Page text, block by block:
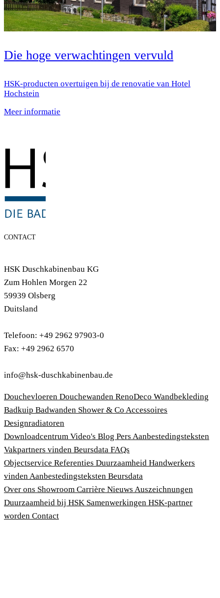
Die hoge verwachtingen vervuld
HSK-producten overtuigen bij de renovatie van Hotel
Hochstein
Meer informatie
CONTACT
HSK Duschkabinenbau KG
Zum Hohlen Morgen 22
59939 Olsberg
Duitsland
Telefoon: +49 2962 97903-0
Fax: +49 2962 6570
info@hsk-duschkabinenbau.de
Douchevloeren Douchewanden RenoDeco Wandbekleding
Badkuip Badwanden Shower & Co Accessoires
Designradiatoren
Downloadcentrum Video's Blog Pers Aanbestedingsteksten
Vakpartners vinden Beursdata FAQs
Objectservice Referenties Duurzaamheid Handwerkers
vindenAanbestedingsteksten Beursdata
Over ons Showroom Carrière Nieuws Auszeichnungen
Duurzaamheid bij HSK Samenwerkingen HSK-partner
worden Contact